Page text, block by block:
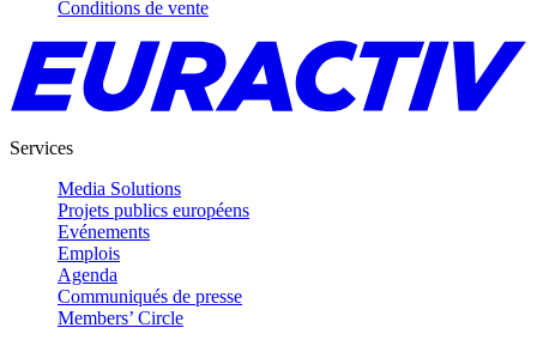
Conditions de vente
Services
Media Solutions
Projets publics européens
Evénements
Emplois
Agenda
Communiqués de presse
Members’ Circle